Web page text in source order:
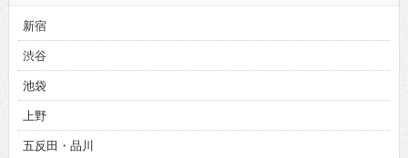
新宿
渋谷
池袋
上野
五反田・品川